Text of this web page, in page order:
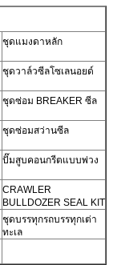
ชุดแมงดาหลัก
ชุดวาล์วซีลโซเลนอยด์
ชุดซ่อม BREAKER ซีล
ชุดซ่อมสว่านซีล
ปั๊มสูบคอนกรีตแบบพ่วง
CRAWLER
BULLDOZER SEAL KIT
ชุดบรรทุกรถบรรทุกเต่า
ทะเล